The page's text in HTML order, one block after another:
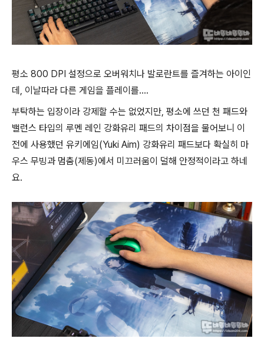
평소 800 DPI 설정으로 오버워치나 발로란트를 즐겨하는 아이인
데, 이날따라 다른 게임을 플레이를....
부탁하는 입장이라 강제할 수는 없었지만, 평소에 쓰던 천 패드와
밸런스 타입의 루멘 레인 강화유리 패드의 차이점을 물어보니 이
전에 사용했던 유키에임(Yuki Aim) 강화유리 패드보다 확실히 마
우스 무빙과 멈춤(제동)에서 미끄러움이 덜해 안정적이라고 하네
요.